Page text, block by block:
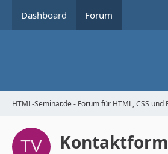
Dashboard Forum
HTML-Seminar.de - Forum für HTML, CSS und